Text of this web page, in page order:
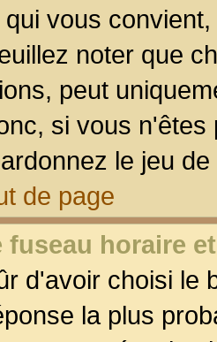
vous
noter que
peut
si vous
le jeu
de page
fuseau horaire
d'avoir choisi le
la plus